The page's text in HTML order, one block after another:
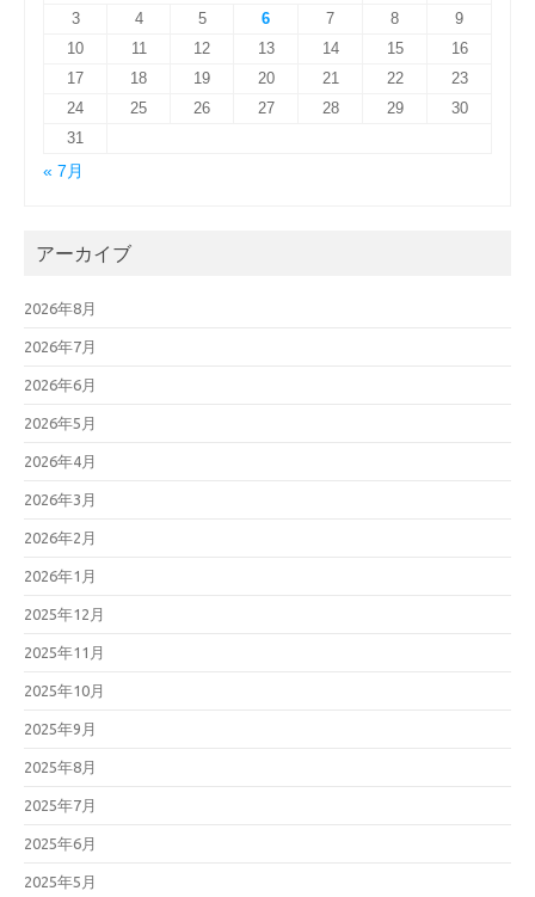
3
4 5 6 7 8
9
10
11 12 13 14 15
16
17
18 19 20 21 22
23
24
25 26 27 28 29
30
31
« 7月
アーカイブ
2026年8月
2026年7月
2026年6月
2026年5月
2026年4月
2026年3月
2026年2月
2026年1月
2025年12月
2025年11月
2025年10月
2025年9月
2025年8月
2025年7月
2025年6月
2025年5月